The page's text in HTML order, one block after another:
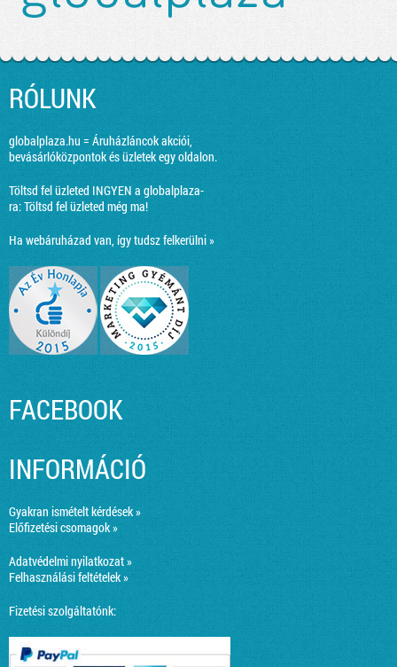
RÓLUNK
globalplaza.hu = Áruházláncok akciói,
bevásárlóközpontok és üzletek egy oldalon.
Töltsd fel üzleted INGYEN a globalplaza-
ra:Töltsd fel üzleted még ma!
Ha webáruházad van, így tudsz felkerülni »
FACEBOOK
INFORMÁCIÓ
Gyakran ismételt kérdések »
Előfizetési csomagok »
Adatvédelmi nyilatkozat »
Felhasználási feltételek »
Fizetési szolgáltatónk: